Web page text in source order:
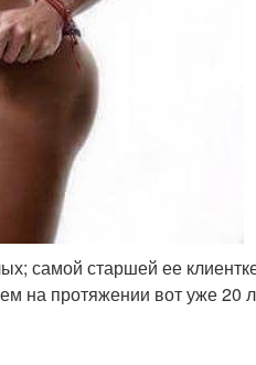
самой старшей ее
на протяжении вот уже 20